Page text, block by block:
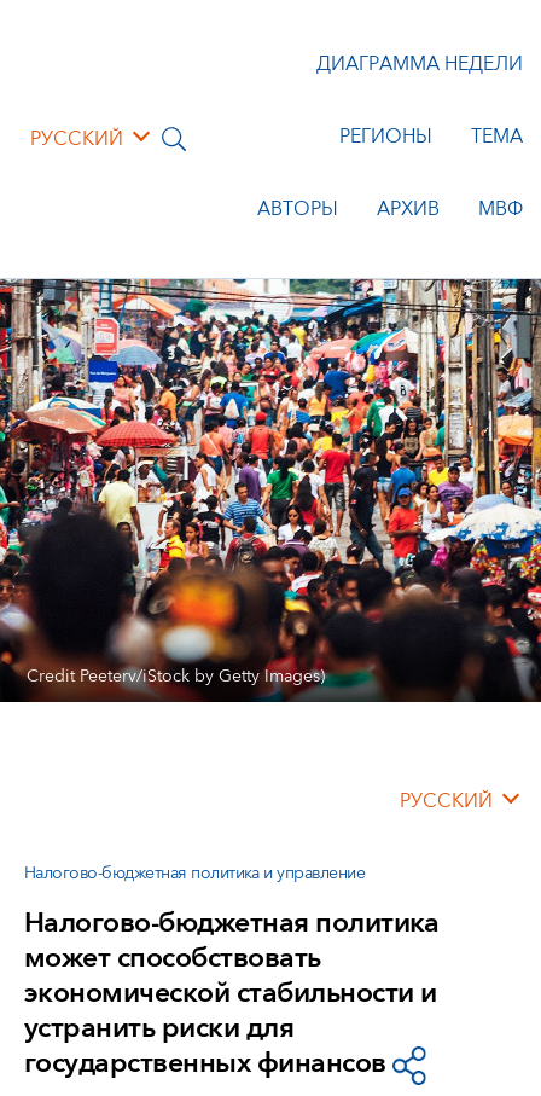
РУССКИЙ
ДИАГРАММА НЕДЕЛИ
РЕГИОНЫ ТЕМА
АВТОРЫ АРХИВ МВФ
Credit Peeterv/iStock by Getty Images)
РУССКИЙ
Налогово-бюджетная политика и управление
Налогово-бюджетная политика
может способствовать
экономической стабильности и
устранить риски для
государственных финансов